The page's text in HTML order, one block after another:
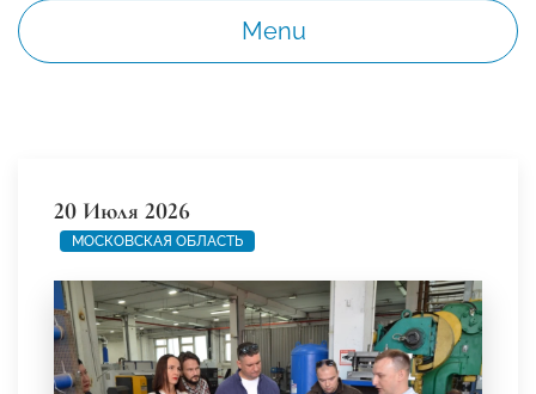
Menu
20 Июля 2026
МОСКОВСКАЯ ОБЛАСТЬ